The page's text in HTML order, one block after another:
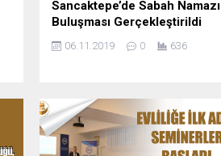
Sancaktepe’de Sabah Namazı
Buluşması Gerçekleştirildi
06.11.2019 0 636